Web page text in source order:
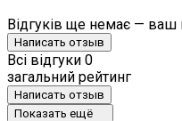
Відгуків ще немає —
Написать отзыв
Всі відгуки 0
загальний рейтинг
Написать отзыв
Показать ещё